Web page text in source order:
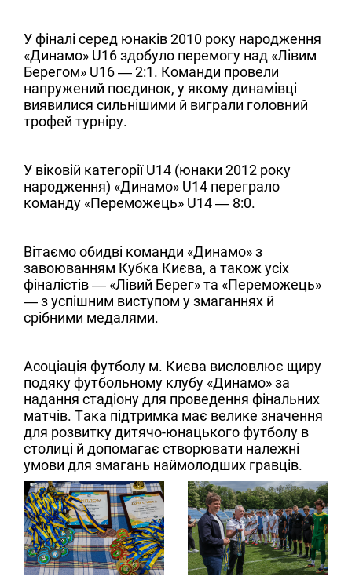
У фіналі серед юнаків 2010 року народження
«Динамо» U16 здобуло перемогу над «Лівим
Берегом» U16 — 2:1. Команди провели
напружений поєдинок, у якому динамівці
виявилися сильнішими й виграли головний
трофей турніру.
У віковій категорії U14 (юнаки 2012 року
народження) «Динамо» U14 переграло
команду «Переможець» U14 — 8:0.
Вітаємо обидві команди «Динамо» з
завоюванням Кубка Києва, а також усіх
фіналістів — «Лівий Берег» та «Переможець»
— з успішним виступом у змаганнях й
срібними медалями.
Асоціація футболу м. Києва висловлює щиру
подяку футбольному клубу «Динамо» за
надання стадіону для проведення фінальних
матчів. Така підтримка має велике значення
для розвитку дитячо-юнацького футболу в
столиці й допомагає створювати належні
умови для змагань наймолодших гравців.